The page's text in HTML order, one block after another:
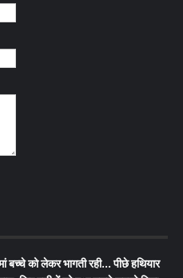
को लेकर भागती रही… पीछे हथियार